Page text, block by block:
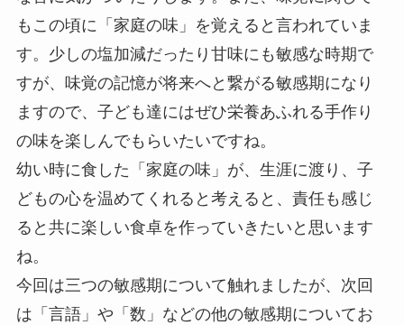
もこの頃に「家庭の味」を覚えると言われていま
す。少しの塩加減だったり甘味にも敏感な時期で
すが、味覚の記憶が将来へと繋がる敏感期になり
ますので、子ども達にはぜひ栄養あふれる手作り
の味を楽しんでもらいたいですね。
幼い時に食した「家庭の味」が、生涯に渡り、子
どもの心を温めてくれると考えると、責任も感じ
ると共に楽しい食卓を作っていきたいと思います
ね。
今回は三つの敏感期について触れましたが、次回
は「言語」や「数」などの他の敏感期についてお